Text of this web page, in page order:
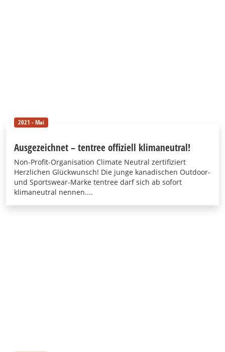
2021 - Mai
Ausgezeichnet – tentree offiziell klimaneutral!
Non-Profit-Organisation Climate Neutral zertifiziert
Herzlichen Glückwunsch! Die junge kanadischen Outdoor-
und Sportswear-Marke tentree darf sich ab sofort
klimaneutral nennen....